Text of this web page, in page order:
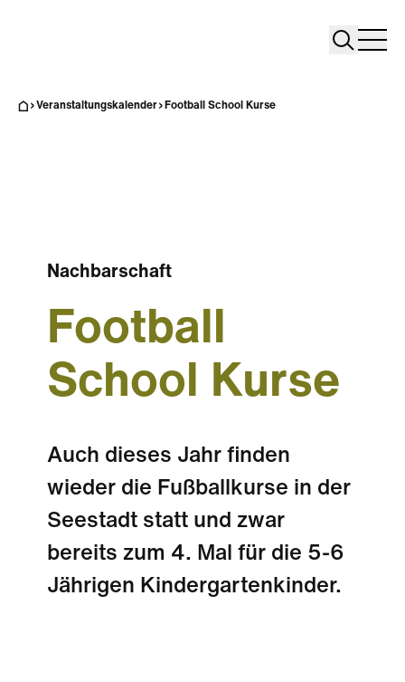
Search
Veranstaltungskalender Football School Kurse
Nachbarschaft
Football
School Kurse
Auch dieses Jahr finden
wieder die Fußballkurse in der
Seestadt statt und zwar
bereits zum 4. Mal für die 5-6
Jährigen Kindergartenkinder.